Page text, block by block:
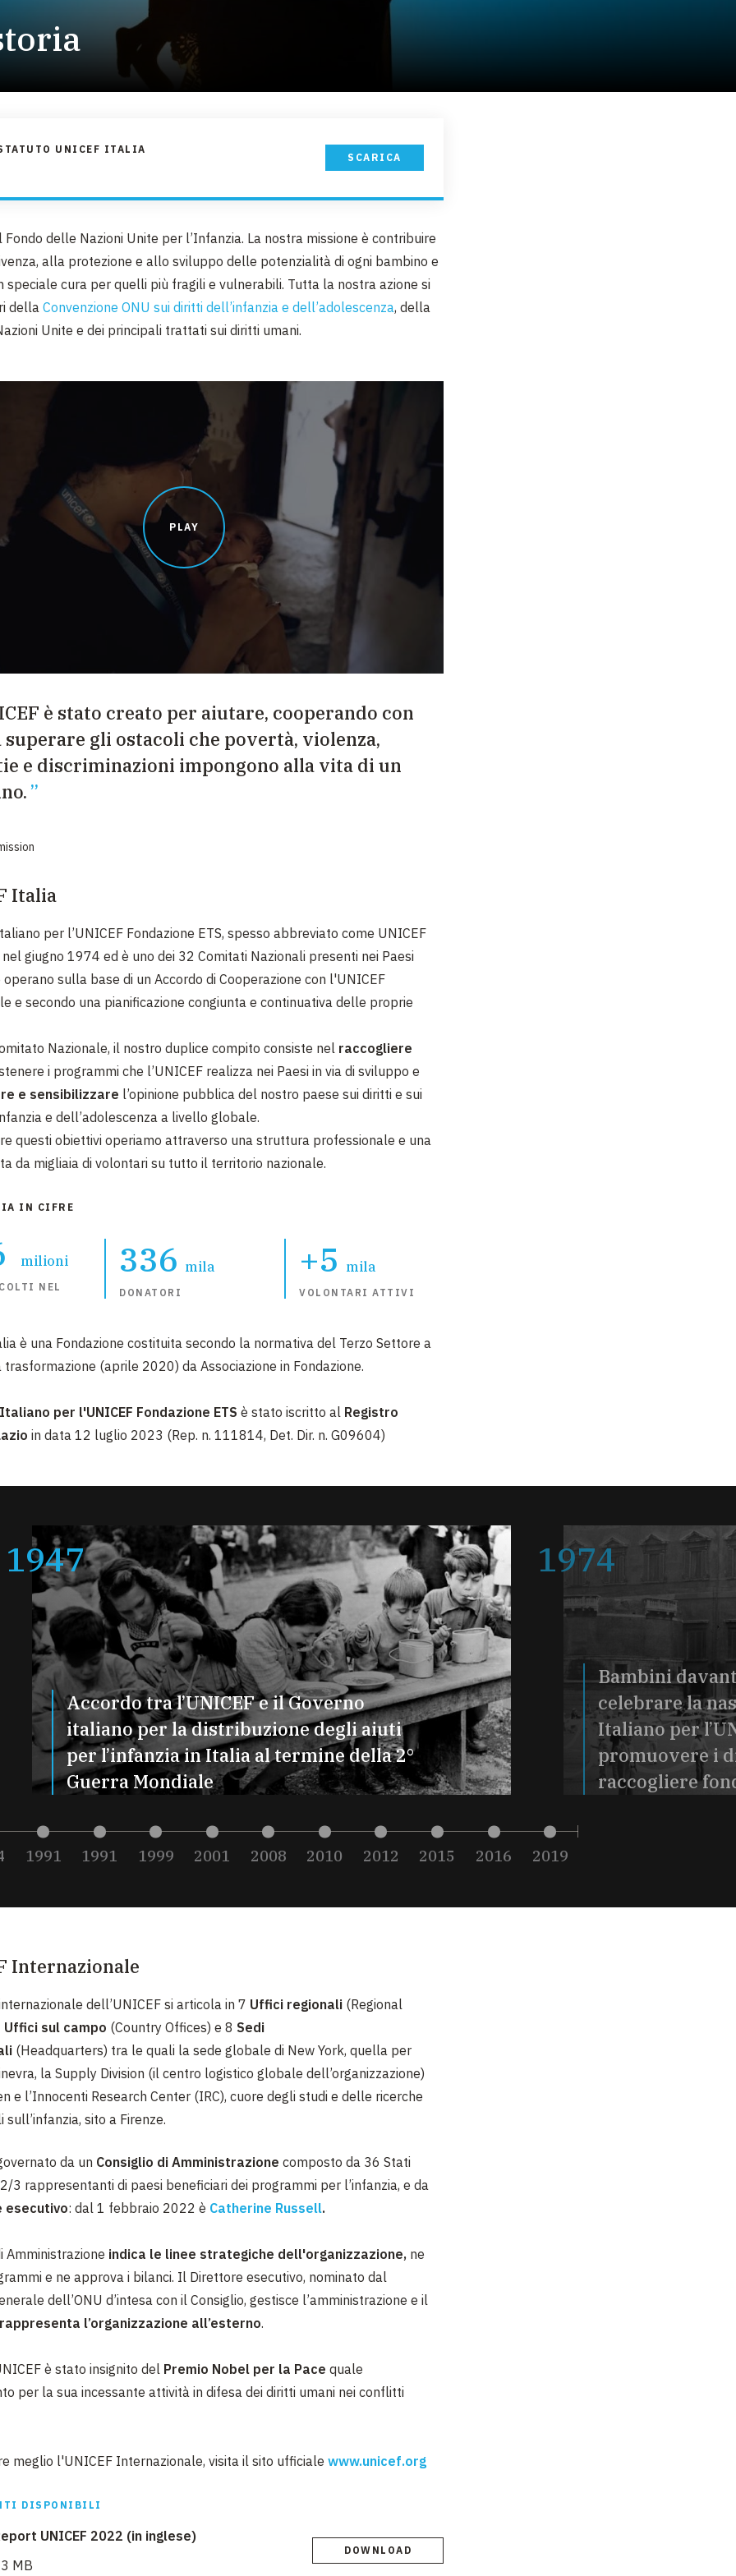
GRANDI DONAZIONI
COMODO PER TE
UNICEF ITALIA
SCARICA
Fondo delle Nazioni Unite per l’Infanzia. La nostra missione è contribuire
alla protezione e allo sviluppo delle potenzialità di ogni bambino e
speciale cura per quelli più fragili e vulnerabili. Tutta la nostra azione si
della Convenzione ONU sui diritti dell’infanzia e dell’adolescenza, della
Unite e dei principali trattati sui diritti umani.
PLAY
è stato creato per aiutare, cooperando con
gli ostacoli che povertà, violenza,
e discriminazioni impongono alla vita di un
Italia
per l’UNICEF Fondazione ETS, spesso abbreviato come UNICEF
giugno 1974 ed è uno dei 32 Comitati Nazionali presenti nei Paesi
operano sulla base di un Accordo di Cooperazione con l'UNICEF
e secondo una pianificazione congiunta e continuativa delle proprie
Nazionale, il nostro duplice compito consiste nel raccogliere
i programmi che l’UNICEF realizza nei Paesi in via di sviluppo e
e sensibilizzare l’opinione pubblica del nostro paese sui diritti e sui
e dell’adolescenza a livello globale.
questi obiettivi operiamo attraverso una struttura professionale e una
da migliaia di volontari su tutto il territorio nazionale.
IN CIFRE
milioni
NEL
336 mila
DONATORI
+5 mila
VOLONTARI ATTIVI
è una Fondazione costituita secondo la normativa del Terzo Settore a
(aprile 2020) da Associazione in Fondazione.
per l'UNICEF Fondazione ETS è stato iscritto al Registro
in data 12 luglio 2023 (Rep. n. 111814, Det. Dir. n. G09604)
1947
Accordo tra l’UNICEF e il Governo
italiano per la distribuzione degli aiuti
per l’infanzia in Italia al termine della 2°
Guerra Mondiale
1974
Bambini
celebrare la
Italiano per
promuovere i
raccogliere
1991 1991 1999 2001 2008 2010 2012 2015 2016 2019
Internazionale
dell’UNICEF si articola in 7 Uffici regionali (Regional
Uffici sul campo (Country Offices) e 8 Sedi
(Headquarters) tra le quali la sede globale di New York, quella per
la Supply Division (il centro logistico globale dell’organizzazione)
e l’Innocenti Research Center (IRC), cuore degli studi e delle ricerche
sull’infanzia, sito a Firenze.
da un Consiglio di Amministrazione composto da 36 Stati
3 rappresentanti di paesi beneficiari dei programmi per l’infanzia, e da
esecutivo: dal 1 febbraio 2022 è Catherine Russell.
Amministrazione indica le linee strategiche dell'organizzazione, ne
e ne approva i bilanci. Il Direttore esecutivo, nominato dal
dell’ONU d’intesa con il Consiglio, gestisce l’amministrazione e il
rappresenta l’organizzazione all’esterno.
è stato insignito del Premio Nobel per la Pace quale
per la sua incessante attività in difesa dei diritti umani nei conflitti
meglio l'UNICEF Internazionale, visita il sito ufficiale www.unicef.org
DISPONIBILI
UNICEF 2022 (in inglese)
MB
DOWNLOAD